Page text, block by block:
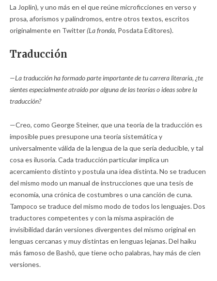
La Joplin), y uno más en el que reúne microficciones en verso y
prosa, aforismos y palíndromos, entre otros textos, escritos
originalmente en Twitter (La fronda, Posdata Editores).
Traducción
—La traducción ha formado parte importante de tu carrera literaria, ¿te
sientes especialmente atraído por alguna de las teorías o ideas sobre la
traducción?
—Creo, como George Steiner, que una teoría de la traducción es
imposible pues presupone una teoría sistemática y
universalmente válida de la lengua de la que sería deducible, y tal
cosa es ilusoria. Cada traducción particular implica un
acercamiento distinto y postula una idea distinta. No se traducen
del mismo modo un manual de instrucciones que una tesis de
economía, una crónica de costumbres o una canción de cuna.
Tampoco se traduce del mismo modo de todos los lenguajes. Dos
traductores competentes y con la misma aspiración de
invisibilidad darán versiones divergentes del mismo original en
lenguas cercanas y muy distintas en lenguas lejanas. Del haiku
más famoso de Bashô, que tiene ocho palabras, hay más de cien
versiones.